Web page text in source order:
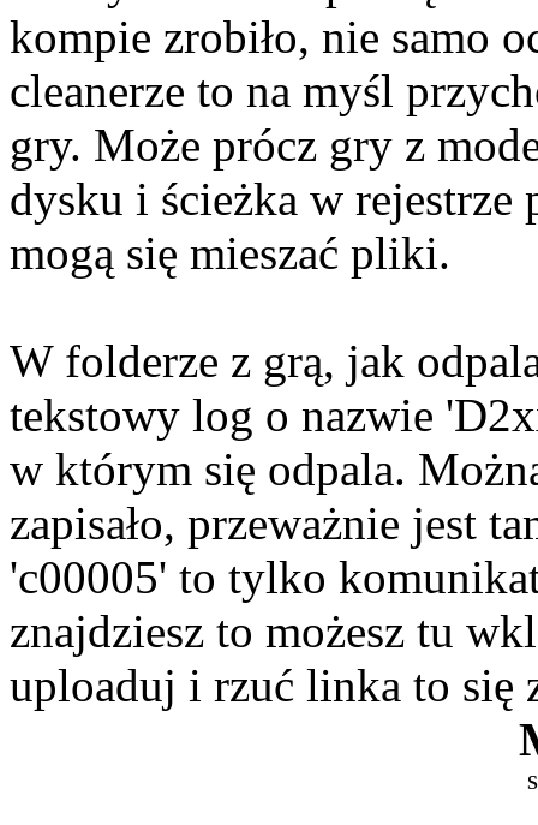
kompie zrobiło, nie samo
cleanerze to na myśl
gry. Może prócz gry z
dysku i ścieżka w
mogą się mieszać pliki.
W folderze z grą, jak
tekstowy log o nazwie
w którym się odpala.
zapisało, przeważnie jest
'c00005' to tylko komunikat
znajdziesz to możesz tu
uploaduj i rzuć linka to się